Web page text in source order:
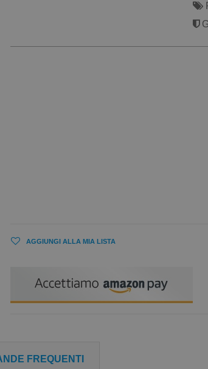
AGGIUNGI ALLA MIA LISTA
FREQUENTI